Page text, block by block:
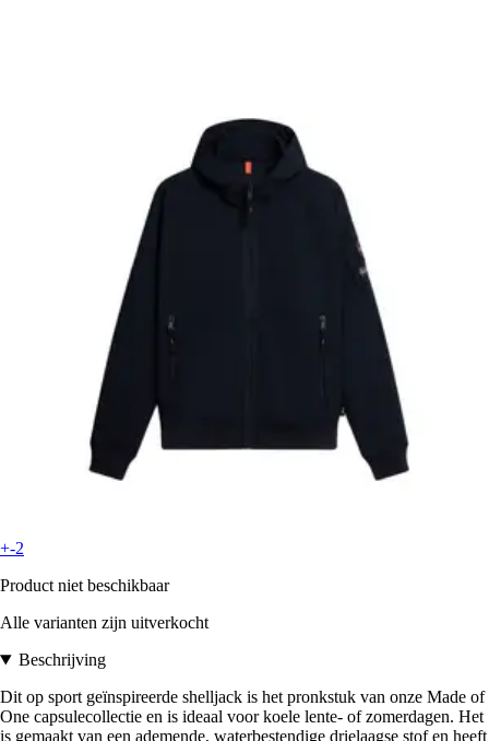
+-2
Product niet beschikbaar
Alle varianten zijn uitverkocht
Beschrijving
Dit op sport geïnspireerde shelljack is het pronkstuk van onze Made of
One capsulecollectie en is ideaal voor koele lente- of zomerdagen. Het
is gemaakt van een ademende, waterbestendige drielaagse stof en heeft